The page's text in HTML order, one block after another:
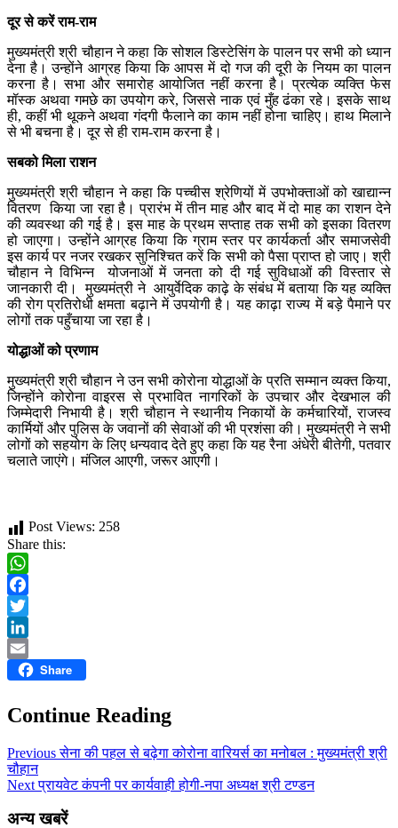
दूर से करें राम-राम
मुख्यमंत्री श्री चौहान ने कहा कि सोशल डिस्टेसिंग के पालन पर सभी को ध्यान
देना है। उन्होंने आग्रह किया कि आपस में दो गज की दूरी के नियम का पालन
करना है। सभा और समारोह आयोजित नहीं करना है। प्रत्येक व्यक्ति फेस
मॉस्क अथवा गमछे का उपयोग करे, जिससे नाक एवं मुँह ढंका रहे। इसके साथ
ही, कहीं भी थूकने अथवा गंदगी फैलाने का काम नहीं होना चाहिए। हाथ मिलाने
से भी बचना है। दूर से ही राम-राम करना है।
सबको मिला राशन
मुख्यमंत्री श्री चौहान ने कहा कि पच्चीस श्रेणियों में उपभोक्ताओं को खाद्यान्न
वितरण किया जा रहा है। प्रारंभ में तीन माह और बाद में दो माह का राशन देने
की व्यवस्था की गई है। इस माह के प्रथम सप्ताह तक सभी को इसका वितरण
हो जाएगा। उन्होंने आग्रह किया कि ग्राम स्तर पर कार्यकर्ता और समाजसेवी
इस कार्य पर नजर रखकर सुनिश्चित करें कि सभी को पैसा प्राप्त हो जाए। श्री
चौहान ने विभिन्न योजनाओं में जनता को दी गई सुविधाओं की विस्तार से
जानकारी दी। मुख्यमंत्री ने आयुर्वेदिक काढ़े के संबंध में बताया कि यह व्यक्ति
की रोग प्रतिरोधी क्षमता बढ़ाने में उपयोगी है। यह काढ़ा राज्य में बड़े पैमाने पर
लोगों तक पहुँचाया जा रहा है।
योद्धाओं को प्रणाम
मुख्यमंत्री श्री चौहान ने उन सभी कोरोना योद्धाओं के प्रति सम्मान व्यक्त किया,
जिन्होंने कोरोना वाइरस से प्रभावित नागरिकों के उपचार और देखभाल की
जिम्मेदारी निभायी है। श्री चौहान ने स्थानीय निकायों के कर्मचारियों, राजस्व
कार्मियों और पुलिस के जवानों की सेवाओं की भी प्रशंसा की। मुख्यमंत्री ने सभी
लोगों को सहयोग के लिए धन्यवाद देते हुए कहा कि यह रैना अंधेरी बीतेगी, पतवार
चलाते जाएंगे। मंजिल आएगी,जरूर आएगी।
Post Views: 258
Share this:
WhatsApp
Facebook
Twitter
LinkedIn
Email Share
Continue Reading
Previousसेना की पहल से बढ़ेगा कोरोना वारियर्स का मनोबल : मुख्यमंत्री श्री
चौहान
Nextप्रायवेट कंपनी पर कार्यवाही होगी-नपा अध्यक्ष श्री टण्डन
अन्य खबरें